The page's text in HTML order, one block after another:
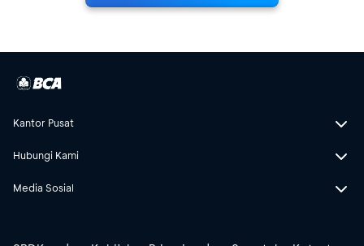
Kantor Pusat
Hubungi Kami
Media Sosial